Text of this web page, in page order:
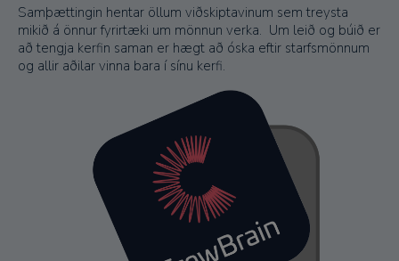
Samþættingin hentar öllum viðskiptavinum sem treysta
mikið á önnur fyrirtæki um mönnun verka. Um leið og búið er
að tengja kerfin saman er hægt að óska eftir starfsmönnum
og allir aðilar vinna bara í sínu kerfi.